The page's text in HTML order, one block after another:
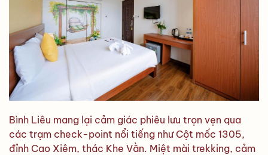
Bình Liêu mang lại cảm giác phiêu lưu trọn vẹn qua
các trạm check-point nổi tiếng như Cột mốc 1305,
đỉnh Cao Xiêm, thác Khe Vằn. Miệt mài trekking, cảm